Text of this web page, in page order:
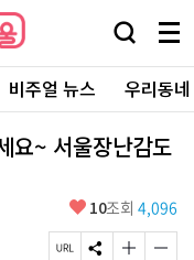
검
창
열
기
메
뉴
전
체
보
기
비주얼 뉴스 우리동
요~ 서울장난감도
좋
요
10조회 4,096